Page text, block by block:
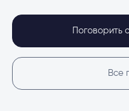
Поговорить
Все